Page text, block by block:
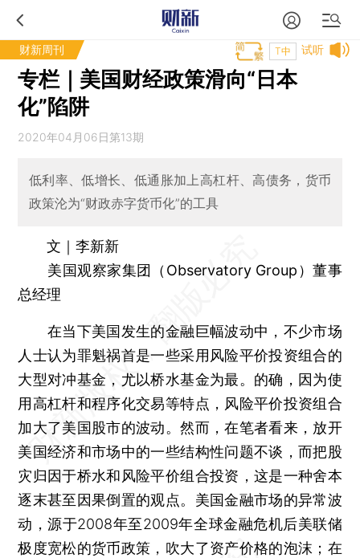
财新周刊 试听
T中
专栏｜美国财经政策滑向“日本
化”陷阱
2020年04月06日第13期
低利率、低增长、低通胀加上高杠杆、高债务，货币
政策沦为“财政赤字货币化”的工具
文｜李新新
美国观察家集团（Observatory Group）董事
总经理
在当下美国发生的金融巨幅波动中，不少市场
人士认为罪魁祸首是一些采用风险平价投资组合的
大型对冲基金，尤以桥水基金为最。的确，因为使
用高杠杆和程序化交易等特点，风险平价投资组合
加大了美国股市的波动。然而，在笔者看来，放开
美国经济和市场中的一些结构性问题不谈，而把股
灾归因于桥水和风险平价组合投资，这是一种舍本
逐末甚至因果倒置的观点。美国金融市场的异常波
动，源于2008年至2009年全球金融危机后美联储
极度宽松的货币政策，吹大了资产价格的泡沫；在